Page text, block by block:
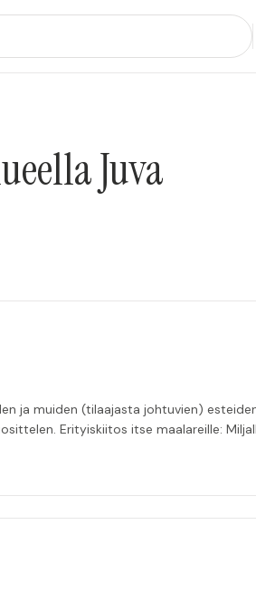
Juva
ja muiden (tilaajasta johtuvien)
Erityiskiitos itse maalareille: